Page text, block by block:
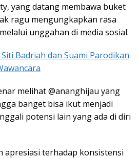
yang datang membawa buket
ragu mengungkapkan rasa
unggahan di media sosial.
Badriah dan Suami Parodikan
melihat @ananghijau yang
banget bisa ikut menjadi
potensi lain yang ada di diri
apresiasi terhadap konsistensi